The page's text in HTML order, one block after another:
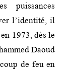
puissances
l’identité, il
1973, dès le
Daoud
de feu en